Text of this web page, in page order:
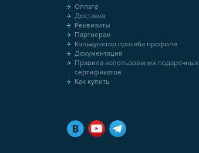
Оплата
Доставка
Реквизиты
Партнерам
Калькулятор прогиба профиля
Документация
Правила использования подарочных
сертификатов
Как купить